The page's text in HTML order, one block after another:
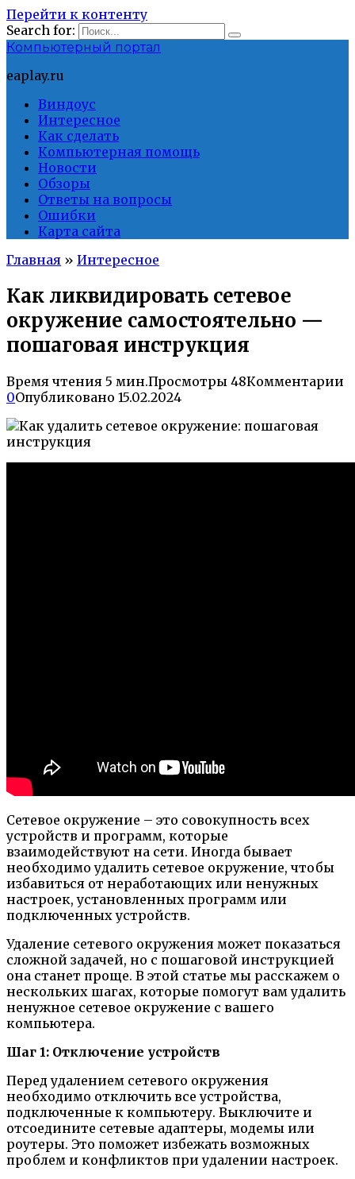
Перейти к контенту
Search for:
Компьютерный портал
eaplay.ru
Виндоус
Интересное
Как сделать
Компьютерная помощь
Новости
Обзоры
Ответы на вопросы
Ошибки
Карта сайта
Главная » Интересное
Как ликвидировать сетевое
окружение самостоятельно —
пошаговая инструкция
Время чтения 5 мин.Просмотры 48Комментарии
0Опубликовано 15.02.2024
Сетевое окружение – это совокупность всех
устройств и программ, которые
взаимодействуют на сети. Иногда бывает
необходимо удалить сетевое окружение, чтобы
избавиться от неработающих или ненужных
настроек, установленных программ или
подключенных устройств.
Удаление сетевого окружения может показаться
сложной задачей, но с пошаговой инструкцией
она станет проще. В этой статье мы расскажем о
нескольких шагах, которые помогут вам удалить
ненужное сетевое окружение с вашего
компьютера.
Шаг 1: Отключение устройств
Перед удалением сетевого окружения
необходимо отключить все устройства,
подключенные к компьютеру. Выключите и
отсоедините сетевые адаптеры, модемы или
роутеры. Это поможет избежать возможных
проблем и конфликтов при удалении настроек.